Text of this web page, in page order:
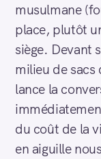
musulmane
place, plutôt
siège. Devant
milieu de
lance la
du coût de la
en aiguille